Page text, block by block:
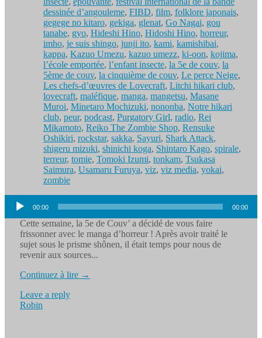
dessinée d’angouleme, FIBD, film, folklore japonais,
gegege no kitaro, gekiga, glenat, Go Nagai, gou
tanabe, gyo, Hideshi Hino, Hidoshi Hino, horreur,
imho, je suis shingo, junji ito, kami, kamishibai,
kappa, Kazuo Umezu, kazuo umezz, ki-oon, kojima,
l’école emportée, l’enfant insecte, la 5e de couv, la
5ème de couv, la cinquième de couv, Le perce Neige,
Les chefs-d’œuvres de Lovecraft, Litchi hikari club,
lovecraft, maléfique, manga, mangetsu, Masane
Muroi, Minetaro Mochizuki, nononba, Notre hikari
club, peur, podcast, Purgatory Girl, radio, Rei
Mikamoto, Reiko The Zombie Shop, Rensuke
Oshikiri, rockstar, sakka, Sayuri, Shark Attack,
shigeru mizuki, shinichi koga, Shintaro Kago, spirale,
terreur, tomie, Tomoki Izumi, tonkam, Tsukasa
Saimura, Usamaru Furuya, viz, viz media, yokai,
zombie
Lecteur
audio
00:00 00:00
Cette semaine, la 5e de Couv’ a décidé de vous faire
frissonner avec le manga d’horreur ! Après avoir traité le
sujet sous le prisme shônen, il était temps pour nous de
revenir aux sources...
Continuez à lire →
Leave a reply
Robin